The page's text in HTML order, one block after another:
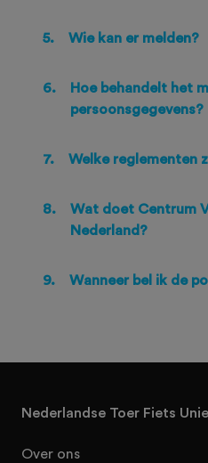
5. Wie kan er melden?
6.
Hoe behandelt het
persoonsgegevens?
7. Welke reglementen
8.
Wat doet Centrum
Nederland?
9. Wanneer bel ik de
Nederlandse Toer Fiets Unie
Over ons